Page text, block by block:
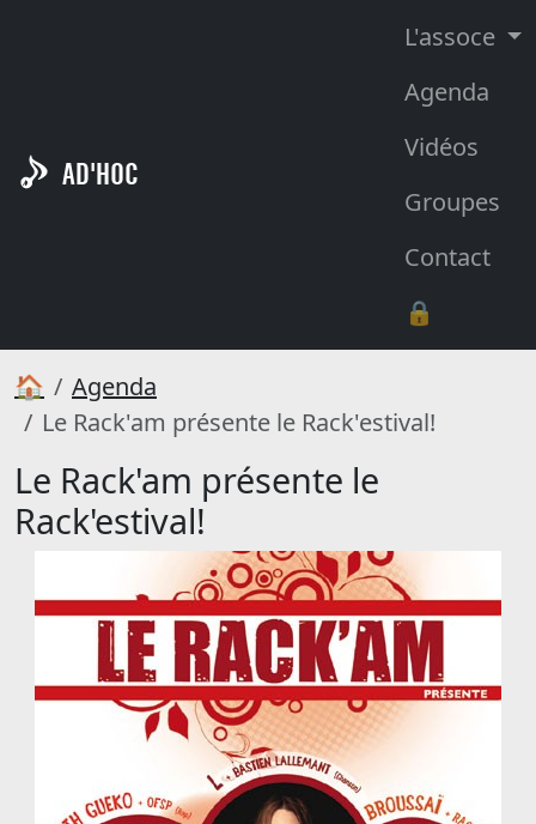
AD'HOC
L'assoce
Agenda
Vidéos
Groupes
Contact
🔒
🏠
Agenda
Le Rack'am présente le Rack'estival!
Le Rack'am présente le
Rack'estival!